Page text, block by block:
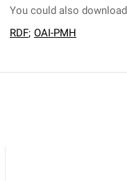
You could also
RDF; OAI-PMH